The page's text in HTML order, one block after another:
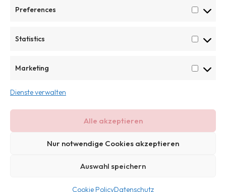
Preferences
Statistics
Marketing
Dienste verwalten
Alle akzeptieren
Nur notwendige Cookies akzeptieren
Auswahl speichern
Cookie PolicyDatenschutz
Rechteckige Tabletts
Boxen
KONTAKT AUFNEHMEN
c.steen@steendesign.de
2025 SteenDesign. Alle Rechte vorbehalten